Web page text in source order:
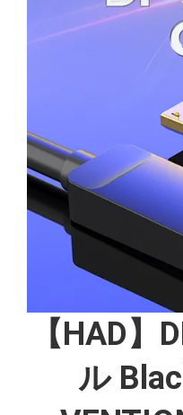
【HAD】
ル